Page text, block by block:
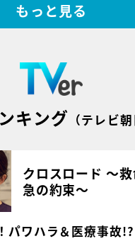
もっと見る
キング （テレビ朝
クロスロード ～
急の約束～
ワハラ＆医療事故!?